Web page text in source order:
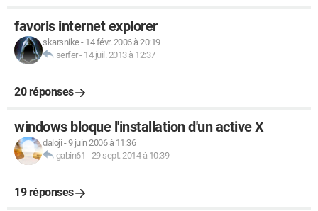
favoris internet explorer
skarsnike- 14 févr. 2006 à 20:19
serfer- 14 juil. 2013 à 12:37
20 réponses
windows bloque l'installation d'un active X
daloji -9 juin 2006 à 11:36
gabin61 -29 sept. 2014 à 10:39
19 réponses